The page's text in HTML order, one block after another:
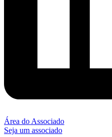
Área do Associado
Seja um associado